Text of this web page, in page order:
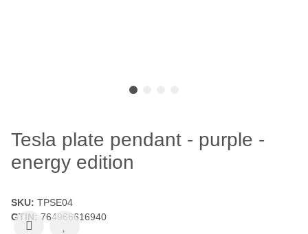
Tesla plate pendant - purple -
energy edition
SKU: TPSE04
GTIN: 764966616940